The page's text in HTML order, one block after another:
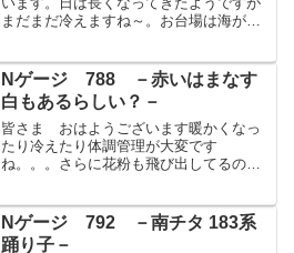
まだまだ冷えますね～。お台場は海が近
回、雷鳥で日本海沿線を突っ走ったの
で、長岡であけぼのに乗...
Nゲージ 788 －赤いはまなす
白もあるらしい？－
皆さま おはようございます暖かくなっ
たり冷えたり体調管理が大変です
ね。。。さらに花粉も飛び出してるのか
～。さて、今回ははまなすです。当区の
DD51が不調なためED79...
Nゲージ 792 －南チタ 183系
踊り子－